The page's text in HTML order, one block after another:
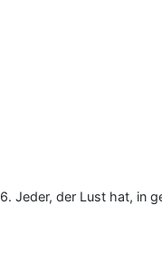
Jeder, der Lust hat, in